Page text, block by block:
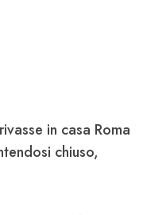
in casa Roma
chiuso,